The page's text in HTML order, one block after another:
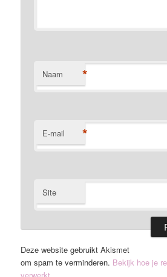
Naam *
E-mail *
Site
Deze website gebruikt Akismet
om spam te verminderen. Bekijk hoe je
verwerkt